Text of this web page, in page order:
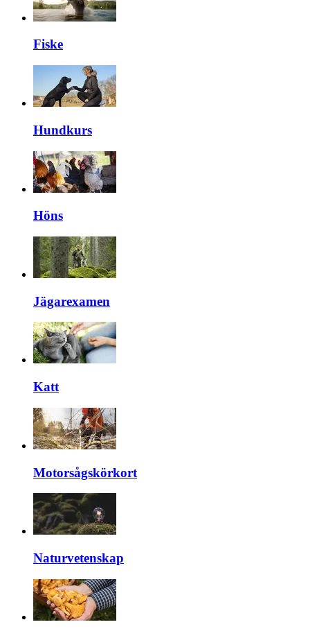
Fiske
Hundkurs
Höns
Jägarexamen
Katt
Motorsågskörkort
Naturvetenskap